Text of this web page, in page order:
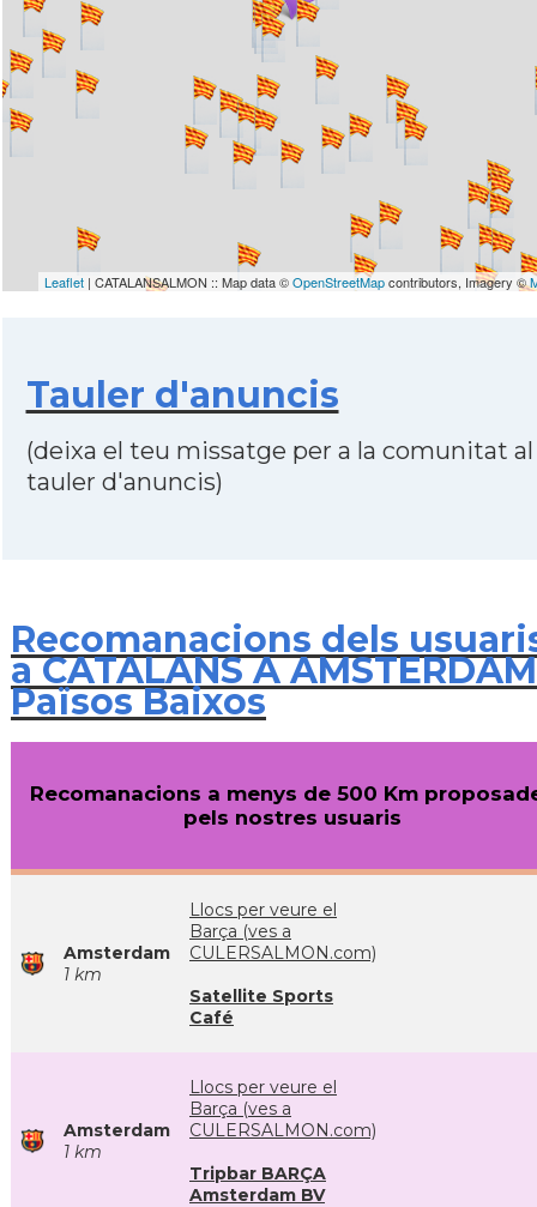
Leaflet | CATALANSALMON :: Map data ©OpenStreetMapcontributors, Imagery ©
Tauler d'anuncis
(deixa el teu missatge per a la comunitat al
tauler d'anuncis)
Recomanacions dels
a CATALANS A
Països Baixos
Recomanacions a menys de 500 Km
pels nostres usuaris
Amsterdam
1 km
Llocs per veure el
Barça (ves a
CULERSALMON.com)
Satellite Sports
Café
Amsterdam
1 km
Llocs per veure el
Barça (ves a
CULERSALMON.com)
Tripbar BARÇA
Amsterdam BV